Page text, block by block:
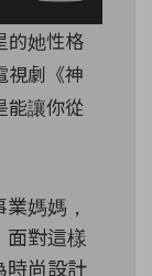
的她性格
視劇《神
能讓你從
媽媽，
面對這樣
時尚設計